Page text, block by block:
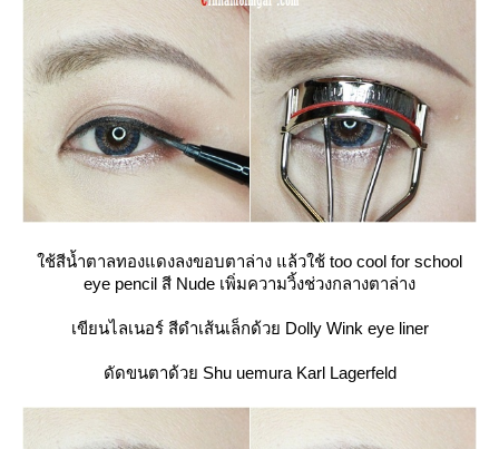
ช้สีน้ำตาลทองแดงลงขอบตาล่าง แล้วใช้ too cool for school
eye pencil สี Nude เพิ่มความวิ้งช่วงกลางตาล่าง
เขียนไลเนอร์ สีดำเส้นเล็กด้วย Dolly Wink eye liner
ดัดขนตาด้วย Shu uemura Karl Lagerfeld